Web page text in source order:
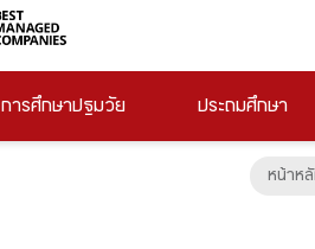
การศึกษาปฐมวัย ประถมศึกษา
หน้าหลั